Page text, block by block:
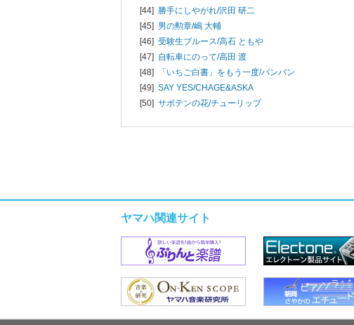
[44] 勝手にしやがれ/沢田 研二
[45] 男の勲章/嶋 大輔
[46] 受験生ブルース/高石 ともや
[47] 自転車にのって/高田 渡
[48]
「いちご白書」をもう一度/バンバン
[49] SAY YES/CHAGE&ASKA
[50] サボテンの花/チューリップ
ヤマハ関連サイト